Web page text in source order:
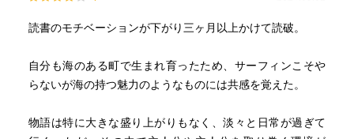
読書のモチベーションが下がり三ヶ月以上かけて読破。
自分も海のある町で生まれ育ったため、サーフィンこそや
らないが海の持つ魅力のようなものには共感を覚えた。
物語は特に大きな盛り上がりもなく、淡々と日常が過ぎて